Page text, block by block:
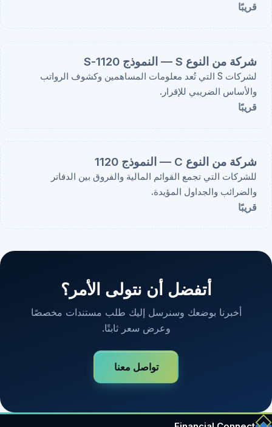
قريبًا
شركة من النوع S — النموذج 1120-S
لشركات S التي تُعد معلومات المساهمين وكشوف الرواتب
والأساس الضريبي للإقرار.
قريبًا
شركة من النوع C — النموذج 1120
للشركات التي تجمع القوائم المالية والفروق بين الدفاتر
والضرائب والجداول المؤيدة.
قريبًا
أتفضل أن نتولى الأمر؟
أخبرنا بوضعك وسنرسل إليك طلب مستندات مخصصًا
وعرض سعر ثابتًا.
تواصل معنا